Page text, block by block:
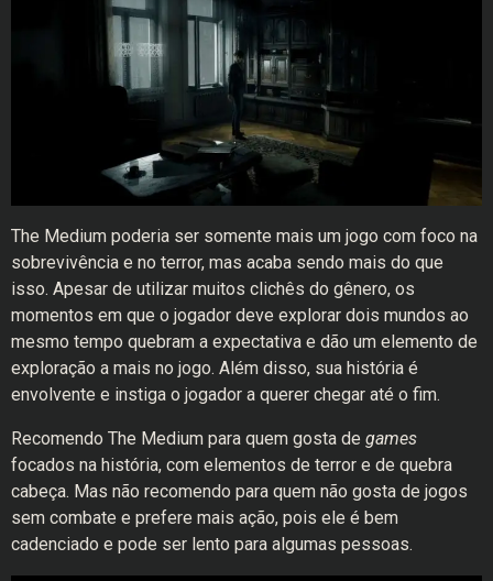
The Medium poderia ser somente mais um jogo com foco na
sobrevivência e no terror, mas acaba sendo mais do que
isso. Apesar de utilizar muitos clichês do gênero, os
momentos em que o jogador deve explorar dois mundos ao
mesmo tempo quebram a expectativa e dão um elemento de
exploração a mais no jogo. Além disso, sua história é
envolvente e instiga o jogador a querer chegar até o fim.
Recomendo The Medium para quem gosta de games
focados na história, com elementos de terror e de quebra
cabeça. Mas não recomendo para quem não gosta de jogos
sem combate e prefere mais ação, pois ele é bem
cadenciado e pode ser lento para algumas pessoas.